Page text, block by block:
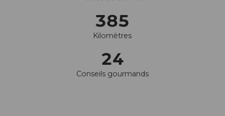
385
Kilomètres
24
Conseils gourmands